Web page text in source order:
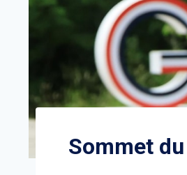
Sommet